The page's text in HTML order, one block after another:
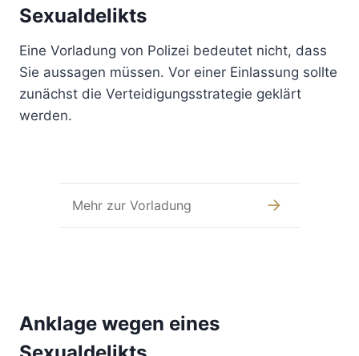
Sexualdelikts
Eine Vorladung von Polizei bedeutet nicht, dass
Sie aussagen müssen. Vor einer Einlassung sollte
zunächst die Verteidigungsstrategie geklärt
werden.
Mehr zur Vorladung
Anklage wegen eines